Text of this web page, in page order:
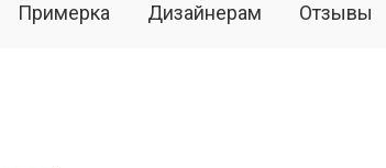
Примерка Дизайнерам Отзывы